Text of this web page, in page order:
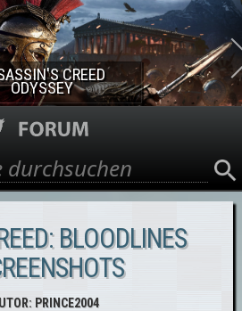
zum Inhalt
CREED ROGUE
BLOODLINES
PRINCE2004